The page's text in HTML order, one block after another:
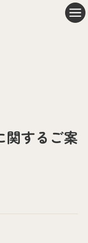
関するご案